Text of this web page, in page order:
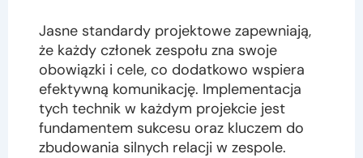
Jasne standardy projektowe zapewniają,
że każdy członek zespołu zna swoje
obowiązki i cele, co dodatkowo wspiera
efektywną komunikację. Implementacja
tych technik w każdym projekcie jest
fundamentem sukcesu oraz kluczem do
zbudowania silnych relacji w zespole.